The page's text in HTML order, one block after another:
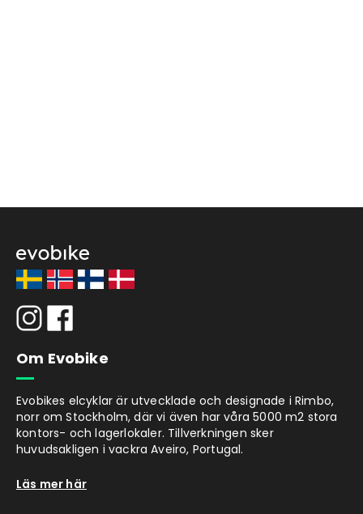
Om Evobike
Evobikes elcyklar är utvecklade och designade i Rimbo,
norr om Stockholm, där vi även har våra 5000 m2 stora
kontors- och lagerlokaler. Tillverkningen sker
huvudsakligen i vackra Aveiro, Portugal.
Läs mer här